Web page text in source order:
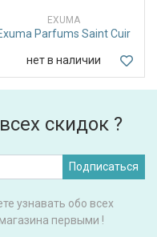
EXUMA
Parfums Saint Cuir
нет в наличии
скидок ?
Подписаться
узнавать обо всех
первыми !